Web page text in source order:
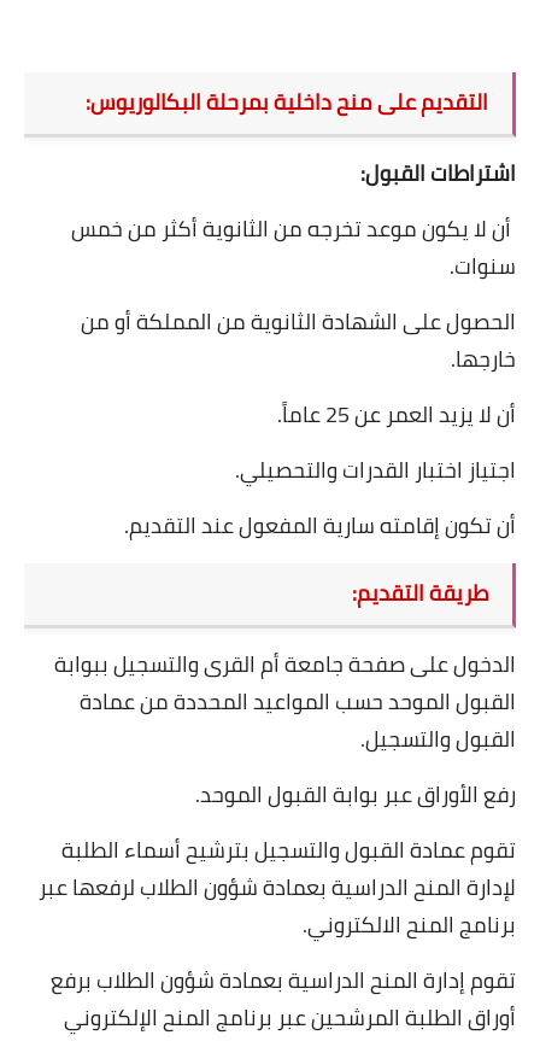
التقديم على منح داخلية بمرحلة البكالوريوس:
اشتراطات القبول:
أن لا يكون موعد تخرجه من الثانوية أكثر من خمس
سنوات.
الحصول على الشهادة الثانوية من المملكة أو من
خارجها.
أن لا يزيد العمر عن 25 عاماً
.
اجتياز اختبار القدرات والتحصيلي.
أن تكون إقامته سارية المفعول عند التقديم.
طريقة التقديم:
الدخول على صفحة جامعة أم القرى والتسجيل ببوابة
القبول الموحد حسب المواعيد المحددة من عمادة
القبول والتسجيل.
رفع الأوراق عبر بوابة القبول الموحد.
تقوم عمادة القبول والتسجيل بترشيح أسماء الطلبة
لإدارة المنح الدراسية بعمادة شؤون الطلاب لرفعها عبر
برنامج المنح الالكتروني.
تقوم إدارة المنح الدراسية بعمادة شؤون الطلاب برفع
أوراق الطلبة المرشحين عبر برنامج المنح الإلكتروني